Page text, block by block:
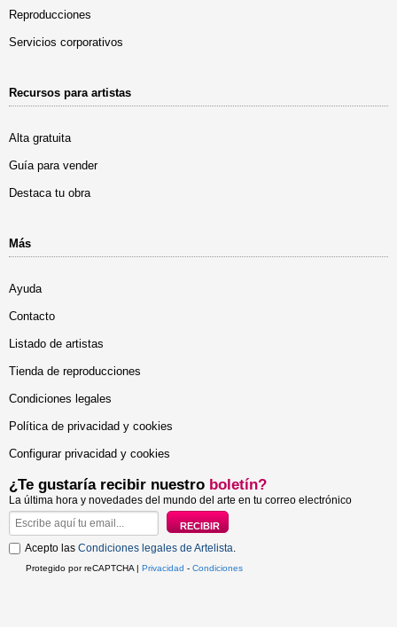
Reproducciones
Servicios corporativos
Recursos para artistas
Alta gratuita
Guía para vender
Destaca tu obra
Más
Ayuda
Contacto
Listado de artistas
Tienda de reproducciones
Condiciones legales
Política de privacidad y cookies
Configurar privacidad y cookies
¿Te gustaría recibir nuestro boletín?
La última hora y novedades del mundo del arte en tu correo electrónico
Acepto las Condiciones legales de Artelista.
Protegido por reCAPTCHA | Privacidad - Condiciones